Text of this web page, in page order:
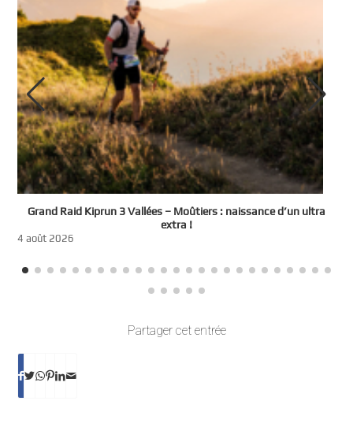
Grand Raid Kiprun 3 Vallées – Moûtiers : naissance d’un ultra
extra !
4 août 2026
Partager cet entrée